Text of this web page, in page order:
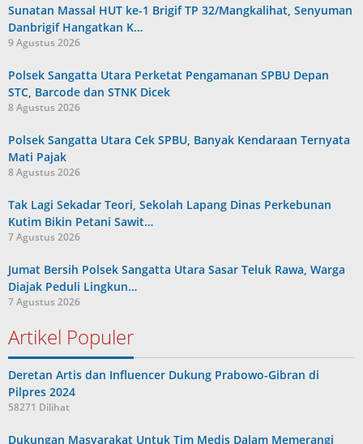
Sunatan Massal HUT ke-1 Brigif TP 32/Mangkalihat, Senyuman
Danbrigif Hangatkan K…
9 Agustus 2026
Polsek Sangatta Utara Perketat Pengamanan SPBU Depan
STC, Barcode dan STNK Dicek
8 Agustus 2026
Polsek Sangatta Utara Cek SPBU, Banyak Kendaraan Ternyata
Mati Pajak
8 Agustus 2026
Tak Lagi Sekadar Teori, Sekolah Lapang Dinas Perkebunan
Kutim Bikin Petani Sawit…
7 Agustus 2026
Jumat Bersih Polsek Sangatta Utara Sasar Teluk Rawa, Warga
Diajak Peduli Lingkun…
7 Agustus 2026
Artikel Populer
Deretan Artis dan Influencer Dukung Prabowo-Gibran di
Pilpres 2024
58271 Dilihat
Dukungan Masyarakat Untuk Tim Medis Dalam Memerangi